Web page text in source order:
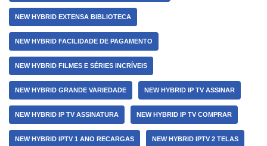
NEW HYBRID EXTENSA BIBLIOTECA
NEW HYBRID FACILIDADE DE PAGAMENTO
NEW HYBRID FILMES E SÉRIES INCRÍVEIS
NEW HYBRID GRANDE VARIEDADE NEW HYBRID IP TV ASSINAR
NEW HYBRID IP TV ASSINATURA NEW HYBRID IP TV COMPRAR
NEW HYBRID IPTV 1 ANO RECARGAS NEW HYBRID IPTV 2 TELAS